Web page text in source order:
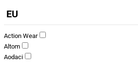
EU
Action Wear
Altom
Aodaci